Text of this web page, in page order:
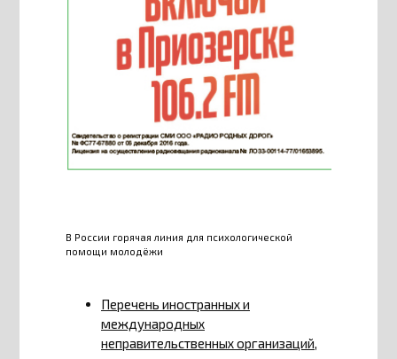
В России горячая линия для психологической
помощи молодёжи
Перечень иностранных и
международных
неправительственных организаций,